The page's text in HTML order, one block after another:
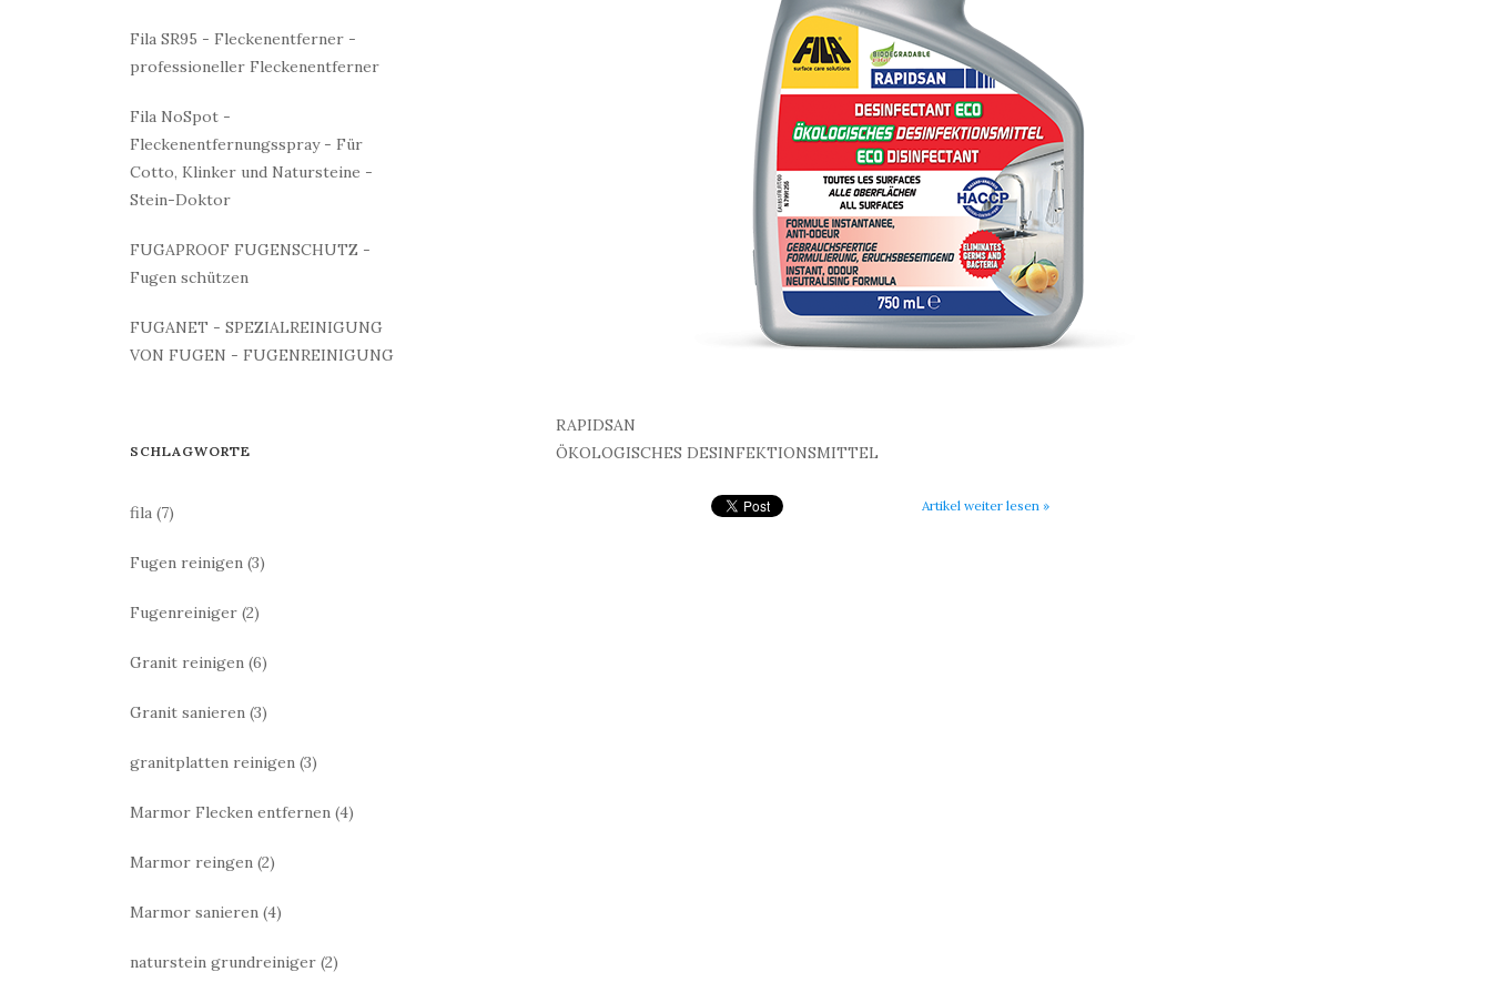
RAPIDSAN
ÖKOLOGISCHES DESINFEKTIONSMITTEL
Artikel weiter lesen »
Fila SR95 - Fleckenentferner -
professioneller Fleckenentferner
Fila NoSpot -
Fleckenentfernungsspray - Für
Cotto, Klinker und Natursteine -
Stein-Doktor
FUGAPROOF FUGENSCHUTZ -
Fugen schützen
FUGANET - SPEZIALREINIGUNG
VON FUGEN - FUGENREINIGUNG
SCHLAGWORTE
fila (7)
Fugen reinigen (3)
Fugenreiniger (2)
Granit reinigen (6)
Granit sanieren (3)
granitplatten reinigen (3)
Marmor Flecken entfernen (4)
Marmor reingen (2)
Marmor sanieren (4)
naturstein grundreiniger (2)